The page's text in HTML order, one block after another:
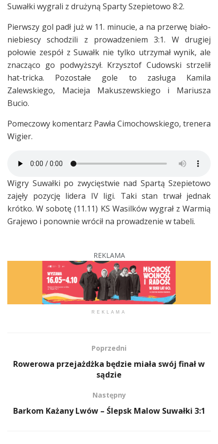
Suwałki wygrali z drużyną Sparty Szepietowo 8:2.
Pierwszy gol padł już w 11. minucie, a na przerwę biało-
niebiescy schodzili z prowadzeniem 3:1. W drugiej
połowie zespół z Suwałk nie tylko utrzymał wynik, ale
znacząco go podwyższył. Krzysztof Cudowski strzelił
hat-tricka. Pozostałe gole to zasługa Kamila
Zalewskiego, Macieja Makuszewskiego i Mariusza
Bucio.
Pomeczowy komentarz Pawła Cimochowskiego, trenera
Wigier.
Wigry Suwałki po zwycięstwie nad Spartą Szepietowo
zajęły pozycję lidera IV ligi. Taki stan trwał jednak
krótko. W sobotę (11.11) KS Wasilków wygrał z Warmią
Grajewo i ponownie wrócił na prowadzenie w tabeli.
REKLAMA
REKLAMA
Poprzedni
Rowerowa przejażdżka będzie miała swój finał w
sądzie
Następny
Barkom Każany Lwów – Ślepsk Malow Suwałki 3:1